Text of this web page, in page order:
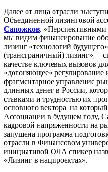
Далее от лица отрасли
Объединенной лизинговой
Сапожков. «Перспективными
мы видим финансирование
лизинг «технологий
(трансграничный) лизинг», –
качестве ключевых вызовов
«догоняющее» регулирование
фрагментарное управление
длинных денег в России,
ставками и трудностью их
основного вектора, на
Ассоциации в будущем году,
кадровой напряженности на
запущена программа
отрасли в Финансовом
инициативой ОЛА спикер
«Лизинг в нацпроектах».